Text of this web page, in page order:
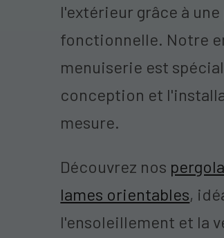
l'extérieur grâce à
fonctionnelle. Notre
menuiserie est
conception et
mesure.
Découvrez nos
lames orientables,
l'ensoleillement et la